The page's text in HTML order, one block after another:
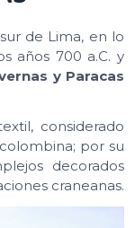
de Lima, en lo
años 700 a.C. y
y Paracas
considerado
por su
decorados
craneanas.